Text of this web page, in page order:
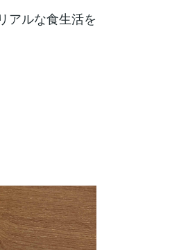
アルな食生活を